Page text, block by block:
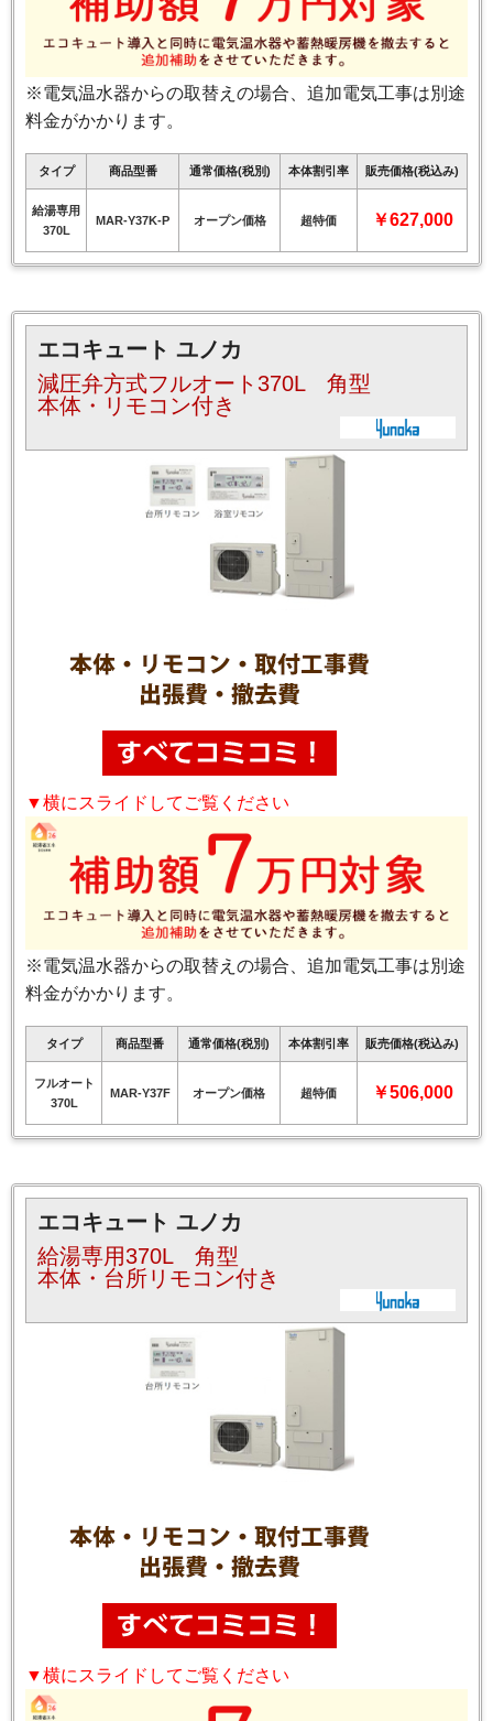
※電気温水器からの取替えの場合、追加電気工事は別途
料金がかかります。
タイプ 商品型番 通常価格(税別) 本体割引率 販売価格(税込み)
給湯専用
370L
MAR-Y37K-P オープン価格 超特価 ￥627,000
エコキュート ユノカ
減圧弁方式フルオート370L 角型
本体・リモコン付き
▼横にスライドしてご覧ください
※電気温水器からの取替えの場合、追加電気工事は別途
料金がかかります。
タイプ 商品型番 通常価格(税別) 本体割引率 販売価格(税込み)
フルオート
370L
MAR-Y37F オープン価格 超特価 ￥506,000
エコキュート ユノカ
給湯専用370L 角型
本体・台所リモコン付き
▼横にスライドしてご覧ください